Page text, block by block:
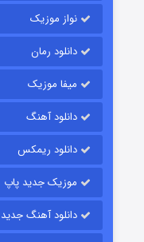
قسمت
نواز موزیک
دانلود رمان
میفا موزیک
دانلود آهنگ
دانلود ریمکس
موزیک جدید پاپ
دانلود آهنگ جدید